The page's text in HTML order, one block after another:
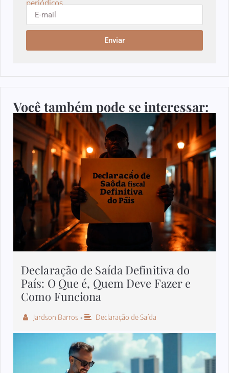
periódicos.
Enviar
Você também pode se interessar:
Declaração de Saída Definitiva do
País: O Que é, Quem Deve Fazer e
Como Funciona
Jardson Barros • Declaração de Saída